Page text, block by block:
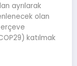
ayrılarak
olan
katılmak